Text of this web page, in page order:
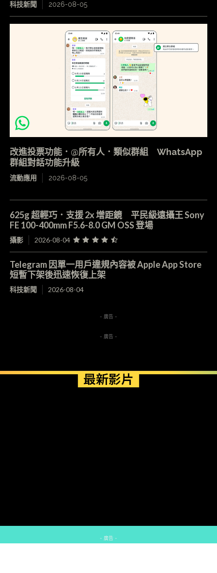
科技新聞 2026-08-05
改進投票功能．@所有人．類似群組 WhatsApp
群組對話功能升級
流動應用 2026-08-05
625g 超輕巧．支援 2x 增距鏡 平民級遠攝王 Sony
FE 100-400mm F5.6-8.0 GM OSS 登場
攝影 2026-08-04
Telegram 因單一用戶違規內容被 Apple App Store
短暫下架後迅速恢復上架
科技新聞 2026-08-04
- 廣告 -
- 廣告 -
最新影片
- 廣告 -